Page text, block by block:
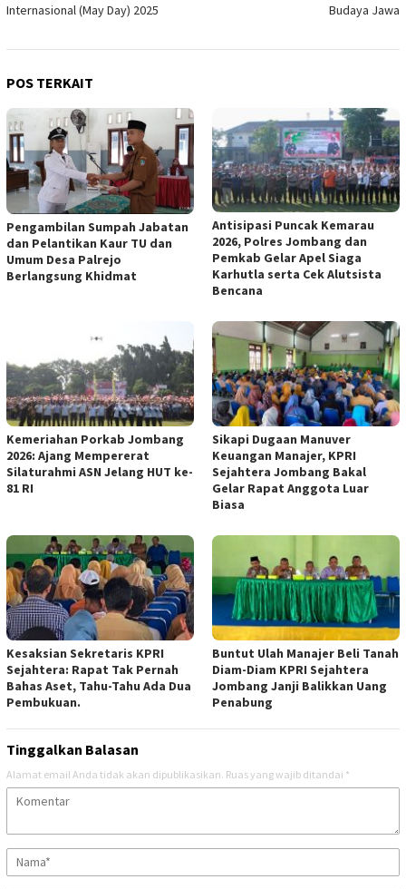
Internasional (May Day) 2025 Budaya Jawa
POS TERKAIT
Pengambilan Sumpah Jabatan
dan Pelantikan Kaur TU dan
Umum Desa Palrejo
Berlangsung Khidmat
Antisipasi Puncak Kemarau
2026, Polres Jombang dan
Pemkab Gelar Apel Siaga
Karhutla serta Cek Alutsista
Bencana
Kemeriahan Porkab Jombang
2026: Ajang Mempererat
Silaturahmi ASN Jelang HUT ke-
81 RI
Sikapi Dugaan Manuver
Keuangan Manajer, KPRI
Sejahtera Jombang Bakal
Gelar Rapat Anggota Luar
Biasa
Kesaksian Sekretaris KPRI
Sejahtera: Rapat Tak Pernah
Bahas Aset, Tahu-Tahu Ada Dua
Pembukuan.
Buntut Ulah Manajer Beli Tanah
Diam-Diam KPRI Sejahtera
Jombang Janji Balikkan Uang
Penabung
Tinggalkan Balasan
Alamat email Anda tidak akan dipublikasikan. Ruas yang wajib ditandai *